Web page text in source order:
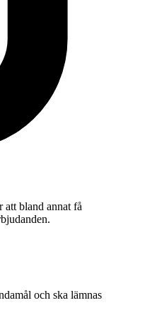
att bland annat få
och ska lämnas